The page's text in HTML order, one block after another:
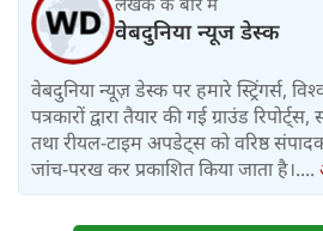
वेबदुनिया न्यूज डेस्क
वेबदुनिया न्यूज़ डेस्क पर हमारे स्ट्रिंगर्स,
पत्रकारों द्वारा तैयार की गई ग्राउंड
तथा रीयल-टाइम अपडेट्स को वरिष्ठ
जांच-परख कर प्रकाशित किया जाता है।....